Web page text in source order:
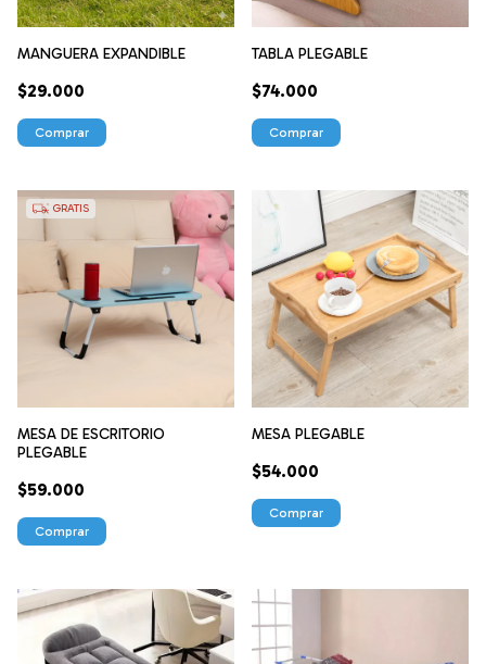
MANGUERA EXPANDIBLE
$29.000
TABLA PLEGABLE
$74.000
GRATIS
MESA DE ESCRITORIO
PLEGABLE
$59.000
Comprar
MESA PLEGABLE
$54.000